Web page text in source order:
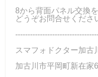
8から背面パネル交換
どうぞお問合せくださ
スマフォドクター加古
加古川市平岡町新在家